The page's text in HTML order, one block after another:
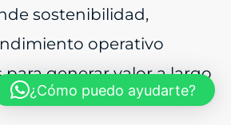
sostenibilidad,
operativo
generar valor a largo
¿Cómo puedo ayudarte?